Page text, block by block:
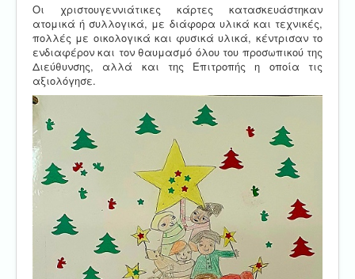
Οι χριστουγεννιάτικες κάρτες κατασκευάστηκαν
ατομικά ή συλλογικά, με διάφορα υλικά και τεχνικές,
πολλές με οικολογικά και φυσικά υλικά, κέντρισαν το
ενδιαφέρον και τον θαυμασμό όλου του προσωπικού της
Διεύθυνσης, αλλά και της Επιτροπής η οποία τις
αξιολόγησε.